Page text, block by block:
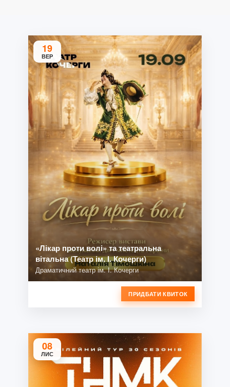
19
ВЕР
«Лікар проти волі» та театральна
вітальна (Театр ім. І. Кочерги)
Драматичний театр ім. І. Кочерги
ПРИДБАТИ КВИТОК
08
ЛИС